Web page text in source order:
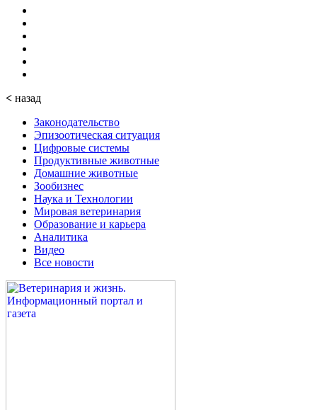
< назад
Законодательство
Эпизоотическая ситуация
Цифровые системы
Продуктивные животные
Домашние животные
Зообизнес
Наука и Технологии
Мировая ветеринария
Образование и карьера
Аналитика
Видео
Все новости